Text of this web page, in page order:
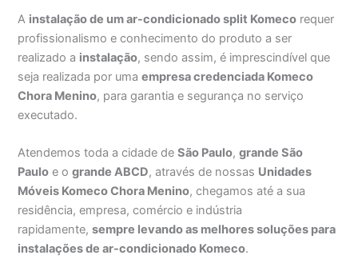
A instalação de um ar-condicionado split Komeco requer
profissionalismo e conhecimento do produto a ser
realizado a instalação, sendo assim, é imprescindível que
seja realizada por umaempresa credenciada Komeco
Chora Menino, para garantia e segurança no serviço
executado.
Atendemos toda a cidade deSão Paulo,grande São
Paulo e ogrande ABCD, através de nossas Unidades
Móveis Komeco Chora Menino, chegamos até a sua
residência, empresa, comércio e indústria
rapidamente,sempre levando as melhores soluções para
instalações de ar-condicionado Komeco.